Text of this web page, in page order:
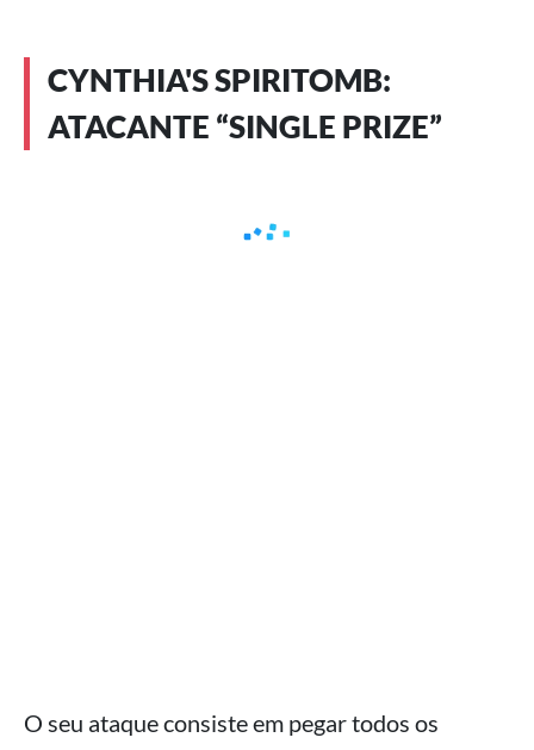
CYNTHIA'S SPIRITOMB:
ATACANTE “SINGLE PRIZE”
O seu ataque consiste em pegar todos os